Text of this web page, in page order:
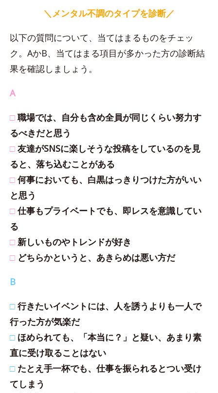
＼メンタル不調のタイプを診断／
以下の質問について、当てはまるものをチェッ
ク。AかB、当てはまる項目が多かった方の診断結
果を確認しましょう。
A
□ 職場では、自分も含め全員が同じくらい努力す
るべきだと思う
□ 友達がSNSに楽しそうな投稿をしているのを見
ると、落ち込むことがある
□ 何事においても、白黒はっきりつけた方がいい
と思う
□仕事もプライベートでも、即レスを意識してい
る
□ 新しいものやトレンドが好き
□ どちらかというと、あきらめは悪い方だ
B
□ 行きたいイベントには、人を誘うよりも一人で
行った方が気楽だ
□ ほめられても、「本当に？」と疑い、あまり素
直に受け取ることはない
□ たとえ手一杯でも、仕事を振られるとつい受け
てしまう